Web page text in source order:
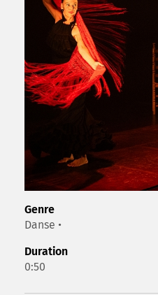
Genre
Danse •
Duration
0:50